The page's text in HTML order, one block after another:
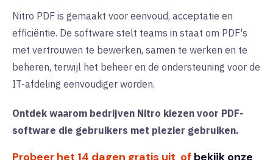
Nitro PDF is gemaakt voor eenvoud, acceptatie en
efficiëntie. De software stelt teams in staat om PDF's
met vertrouwen te bewerken, samen te werken en te
beheren, terwijl het beheer en de ondersteuning voor de
IT-afdeling eenvoudiger worden.
Ontdek waarom bedrijven Nitro kiezen voor PDF-
software die gebruikers met plezier gebruiken.